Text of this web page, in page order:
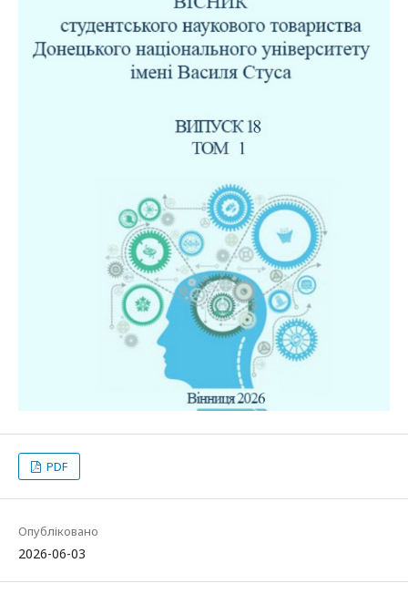
PDF
Опубліковано
2026-06-03